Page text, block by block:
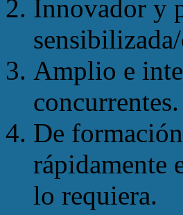
Innovador y
Amplio e
concurrentes.
De
rápidamente
lo requiera.